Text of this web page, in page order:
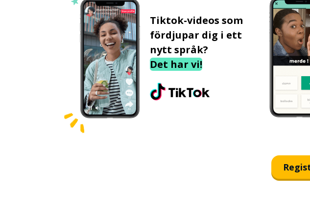
Tiktok-videos som
fördjupar dig i ett
nytt språk?
Det har vi!